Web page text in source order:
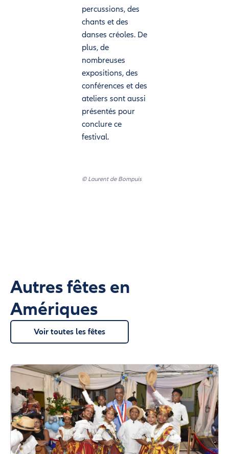
percussions, des
chants et des
danses créoles. De
plus, de
nombreuses
expositions, des
conférences et des
ateliers sont aussi
présentés pour
conclure ce
festival.
© Laurent de Bompuis
Autres fêtes en
Amériques
Voir toutes les fêtes